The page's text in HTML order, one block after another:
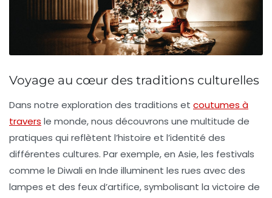
Voyage au cœur des traditions culturelles
Dans notre exploration des traditions et coutumes à
travers le monde, nous découvrons une multitude de
pratiques qui reflètent l’histoire et l’identité des
différentes cultures. Par exemple, en Asie, les festivals
comme le Diwali en Inde illuminent les rues avec des
lampes et des feux d’artifice, symbolisant la victoire de